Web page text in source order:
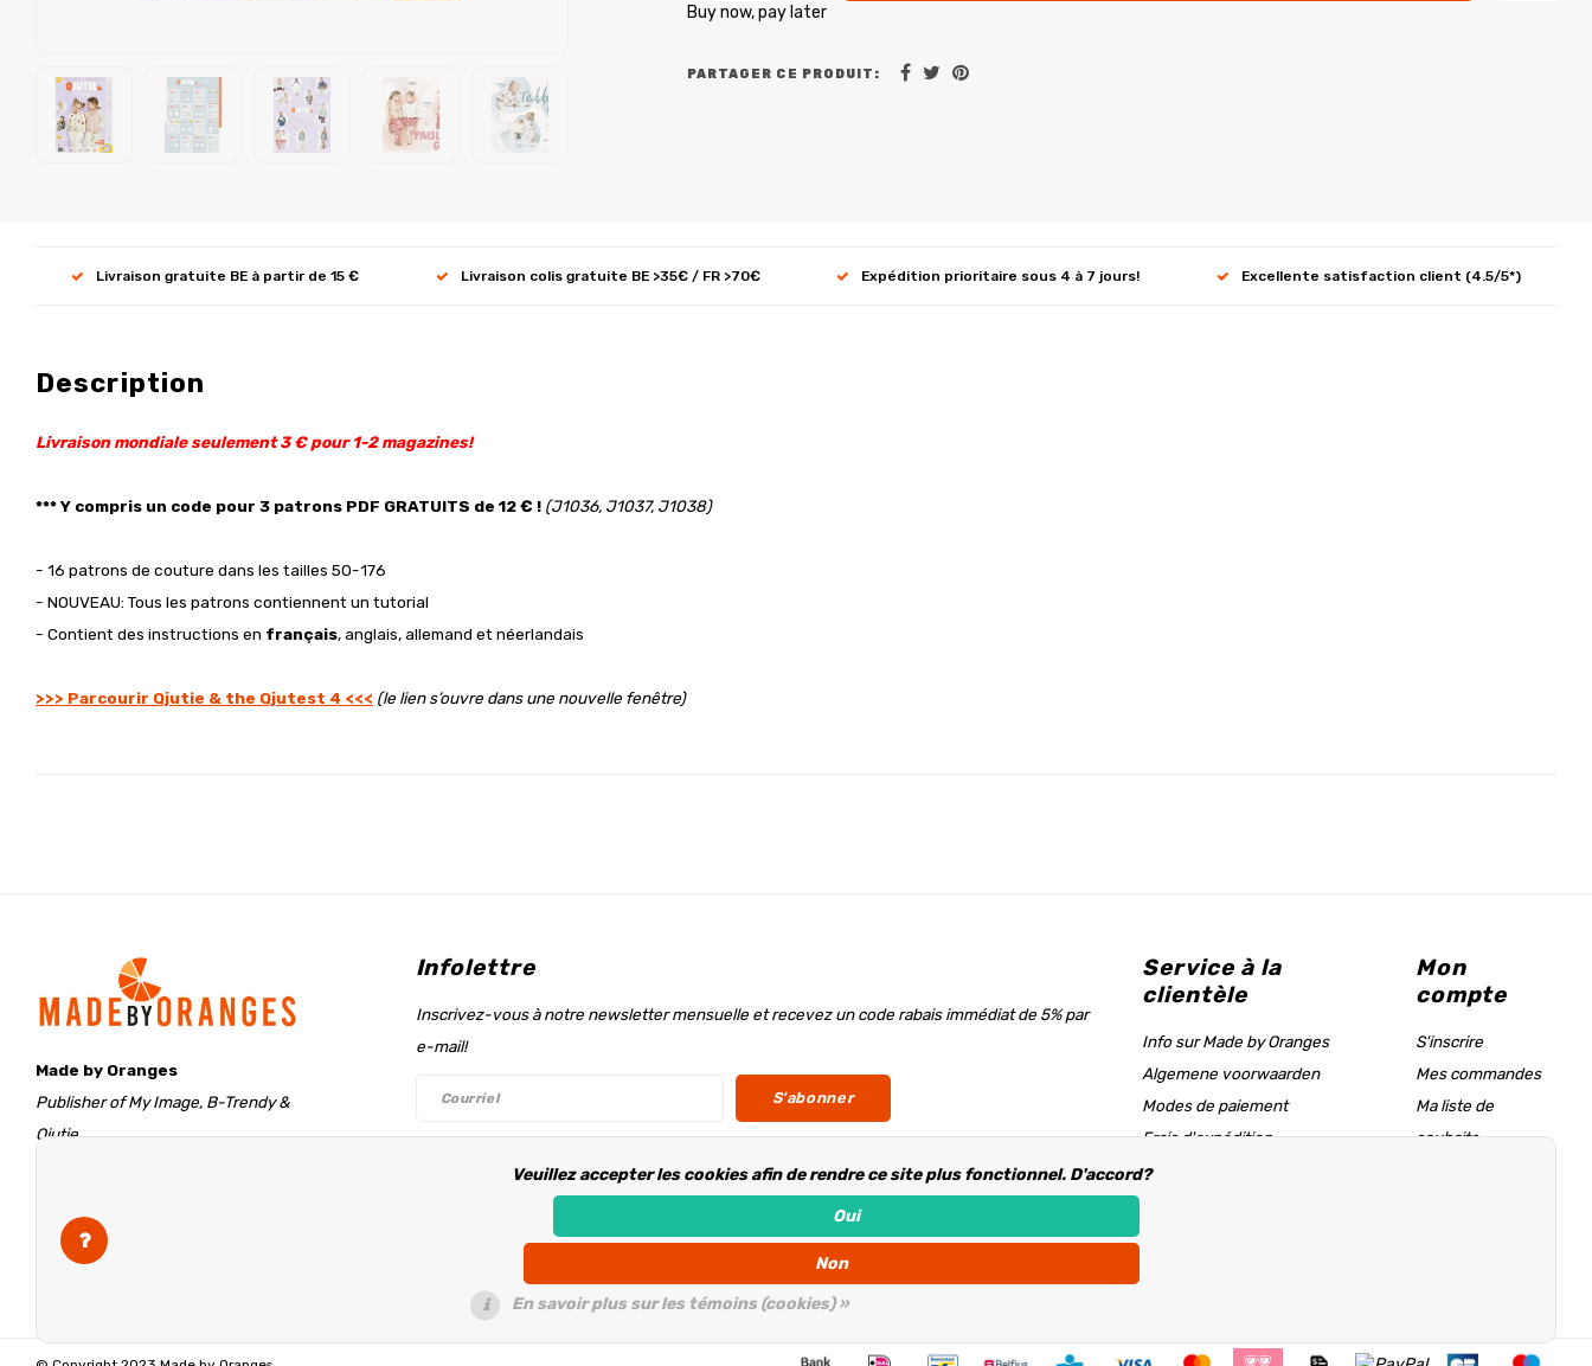
Buy now, pay later
PARTAGER CE PRODUIT:
Livraison gratuite BE à partir de 15 € Livraison colis gratuite BE >35€ / FR >70€ Expédition prioritaire sous 4 à 7 jours! Excellente satisfaction client (4.5/5*)
Description
Livraison mondiale seulement 3 € pour 1-2 magazines!
*** Y compris un code pour 3 patrons PDF GRATUITS de 12 € ! (J1036, J1037, J1038)
- 16 patrons de couture dans les tailles 50-176
- NOUVEAU: Tous les patrons contiennent un tutorial
- Contient des instructions en français, anglais, allemand et néerlandais
>>> Parcourir Qjutie & the Qjutest 4 <<< (le lien s’ouvre dans une nouvelle fenêtre)
Made by Oranges
Publisher of My Image, B-Trendy &
Qjutie
The Netherlands
info@madebyoranges.com
Infolettre
Inscrivez-vous à notre newsletter mensuelle et recevez un code rabais immédiat de 5% par
e-mail!
S'abonner
Suivez-nous
Service à la
clientèle
Info sur Made by Oranges
Algemene voorwaarden
Modes de paiement
Frais d'expédition
Tableau des tailles & page d'aide
Mon
compte
S'inscrire
Mes commandes
Ma liste de
souhaits
Veuillez accepter les cookies afin de rendre ce site plus fonctionnel. D'accord?
Oui
Non
En savoir plus sur les témoins (cookies) »